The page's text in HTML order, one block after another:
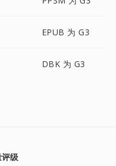
EPUB 为 G3
DBK 为 G3
级